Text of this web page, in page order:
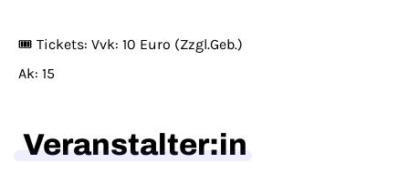
🎟️ Tickets: Vvk: 10 Euro (Zzgl.Geb.)
Ak: 15
Veranstalter:in